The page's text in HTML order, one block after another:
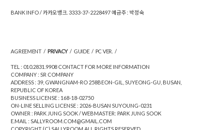
BANK INFO / 카카오뱅크. 3333-37-2228497 예금주 : 박정숙
AGREEMENT/ PRIVACY/ GUIDE/ PC VER. /
TEL : 010.2831.9908 CONTACT FOR MORE INFORMATION
COMPANY : SR COMPANY
ADDRESS : 39, GWANGNAM-RO 258BEON-GIL, SUYEONG-GU, BUSAN,
REPUBLIC OF KOREA
BUSINESS LICENSE : 168-18-02750
ON-LINE SELLING LICENSE : 2026-BUSAN SUYOUNG-0231
OWNER : PARK JUNG SOOK / WEBMASTER: PARK JUNG SOOK
E.MAIL : SALLYROOM.COM@GMAIL.COM
COPYRIGHT (C) SALLYROOM ALL RIGHTS RESERVED.